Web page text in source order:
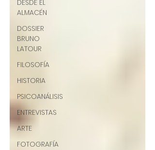
DESDE EL
ALMACÉN
DOSSIER
BRUNO
LATOUR
FILOSOFÍA
HISTORIA
PSICOANÁLISIS
ENTREVISTAS
ARTE
FOTOGRAFÍA